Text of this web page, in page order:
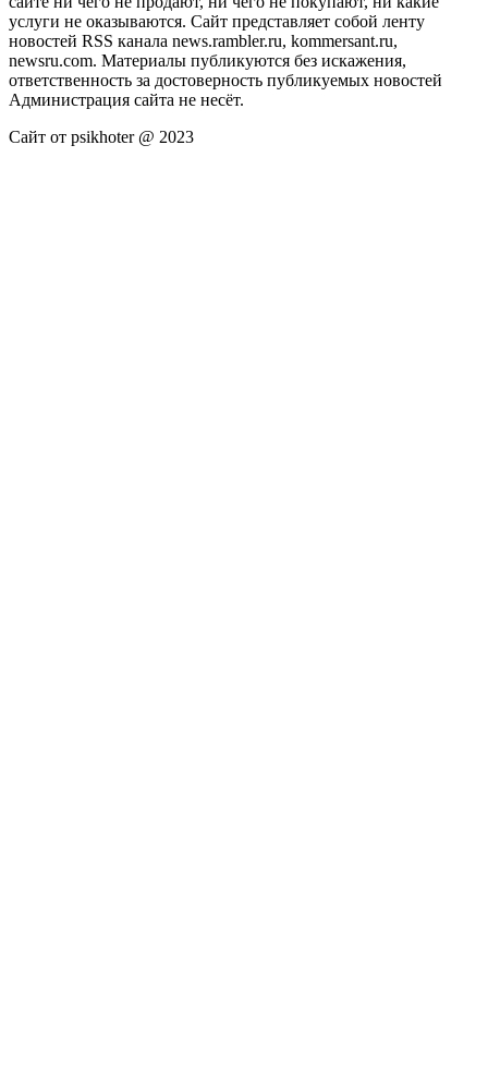
услуги не оказываются. Сайт представляет собой ленту
новостей RSS канала news.rambler.ru, kommersant.ru,
newsru.com. Материалы публикуются без искажения,
ответственность за достоверность публикуемых новостей
Администрация сайта не несёт.
Сайт от psikhoter @ 2023